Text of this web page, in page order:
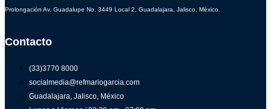
Prolongación Av. Guadalupe No. 3449 Local 2, Guadalajara, Jalisco, México.
Contacto
(33)3770 8000
socialmedia@refmariogarcia.com
Guadalajara, Jalisco, México